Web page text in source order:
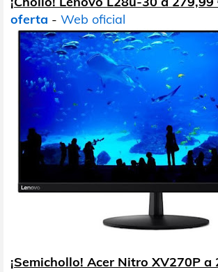
oferta - Web oficial
¡Semichollo! Acer Nitro XV270P a